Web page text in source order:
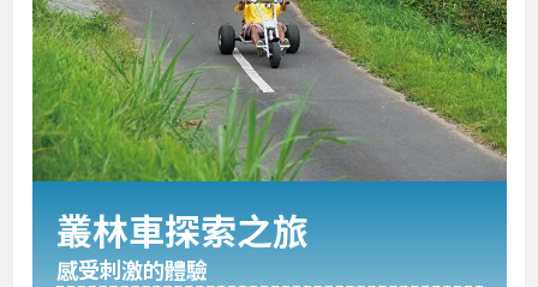
叢林車探索之旅
感受刺激的體驗